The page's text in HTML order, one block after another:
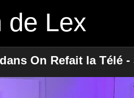
de Lex
On Refait la Télé -